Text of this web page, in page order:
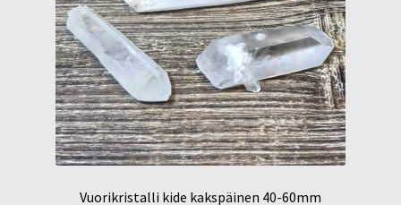
Vuorikristalli kide kakspäinen 40-60mm